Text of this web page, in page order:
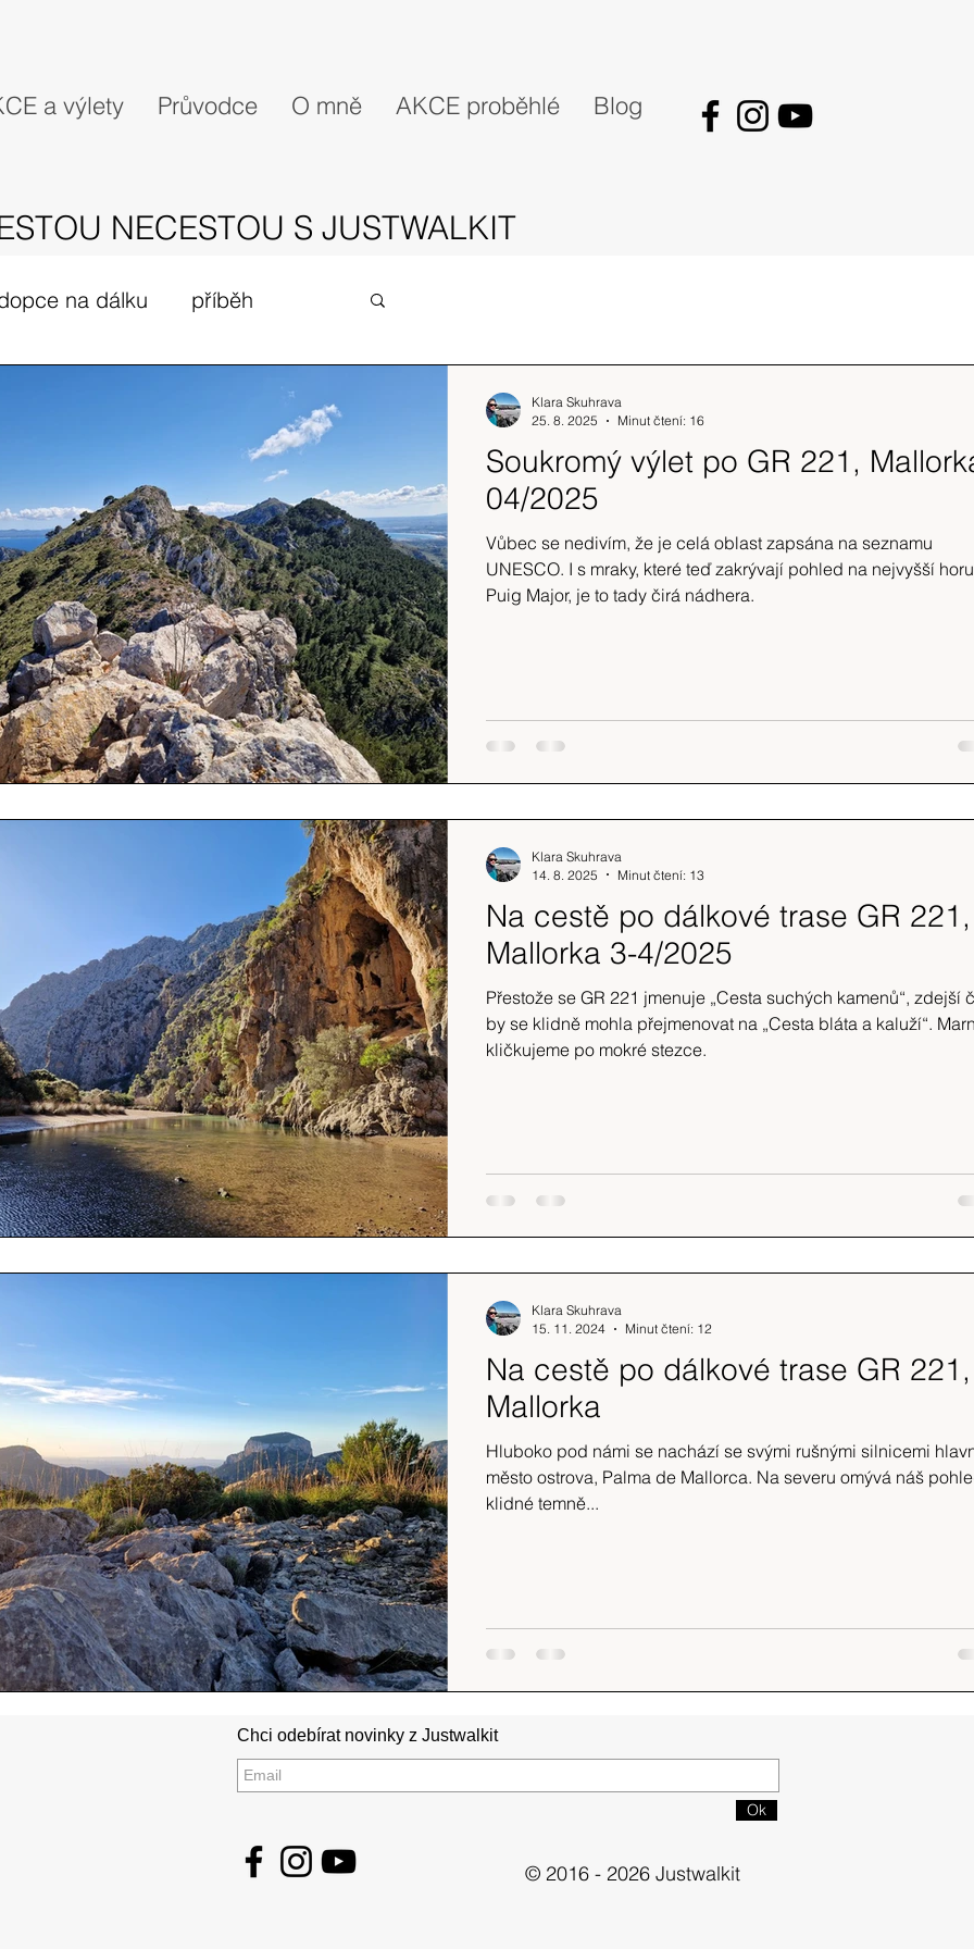
a výlety Průvodce O mně AKCE proběhlé Blog
NECESTOU S JUSTWALKIT
na dálku příběh
Skotské ostrovy
Srílanka cestuj s mámou
Island
Soukromý výlet po GR 221,
04/2025
Vůbec se nedivím, že je celá oblast zapsána na seznamu
UNESCO. I s mraky, které teď zakrývají pohled na nejvyšší horu
Puig Major, je to tady čirá nádhera.
Klara Skuhrava
25. 8. 2025
Minut čtení: 16
Na cestě po dálkové trase GR 221,
Mallorka 3-4/2025
Přestože se GR 221 jmenuje „Cesta suchých kamenů“, zdejší
by se klidně mohla přejmenovat na „Cesta bláta a kaluží“.
kličkujeme po mokré stezce.
Klara Skuhrava
14. 8. 2025
Minut čtení: 13
Na cestě po dálkové trase GR 221,
Mallorka
Hluboko pod námi se nachází se svými rušnými silnicemi
město ostrova, Palma de Mallorca. Na severu omývá náš
klidné temně...
Klara Skuhrava
15. 11. 2024
Minut čtení: 12
Chci odebírat novinky z Justwalkit
Ok
© 2016 - 2026 Justwalkit